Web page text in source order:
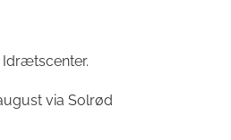
Idrætscenter.
via Solrød